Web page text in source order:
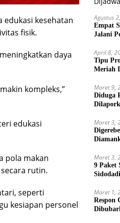
edukasi kesehatan
fisik.
daya
kompleks,”
edukasi
pola makan
rutin.
seperti
kesiapan personel
Agustus
Empat
Jalani
April 8,
Tipu
Meriah
Maret 9,
Diduga
Maret 3,
Maret 3,
9 Paket
Sidodadi
Maret 1,
Respon